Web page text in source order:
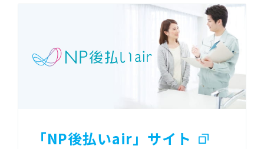
「NP後払いair」サイト